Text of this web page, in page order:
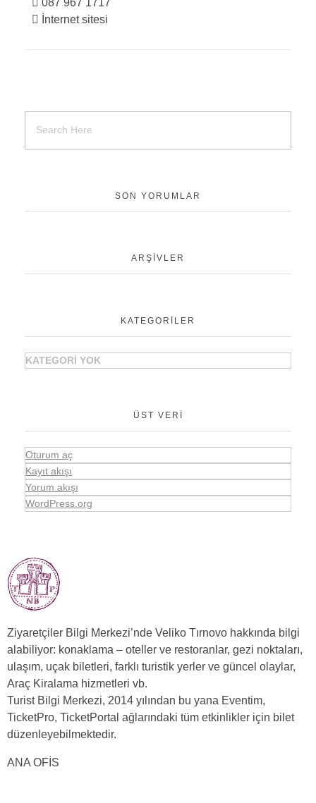
087 967 1717
İnternet sitesi
SON YORUMLAR
ARŞIVLER
KATEGORILER
KATEGORI YOK
ÜST VERI
Oturum aç
Kayıt akışı
Yorum akışı
WordPress.org
Ziyaretçiler Bilgi Merkezi’nde Veliko Tırnovo hakkında bilgi
alabiliyor: konaklama – oteller ve restoranlar, gezi noktaları,
ulaşım, uçak biletleri, farklı turistik yerler ve güncel olaylar,
Araç Kiralama hizmetleri vb.
Turist Bilgi Merkezi, 2014 yılından bu yana Eventim,
TicketPro, TicketPortal ağlarındaki tüm etkinlikler için bilet
düzenleyebilmektedir.
ANA OFİS